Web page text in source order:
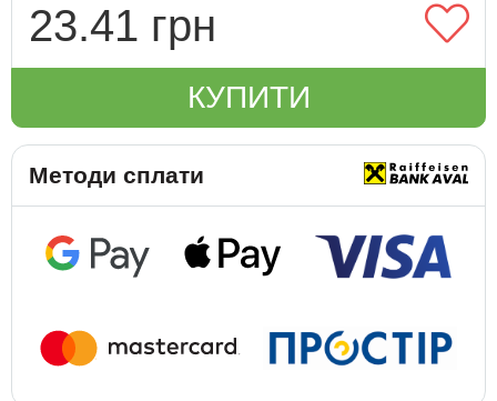
23.41 грн
КУПИТИ
Методи сплати